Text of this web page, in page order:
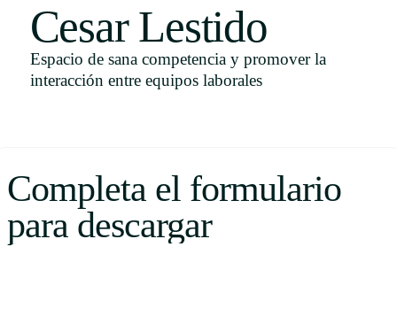
Uruguay
Português
Cesar Lestido
Espacio de sana competencia y promover la
interacción entre equipos laborales
Completa el formulario
para descargar